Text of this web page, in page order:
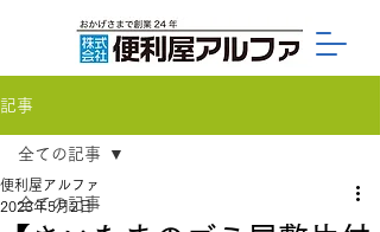
記事
全ての記事
全ての記事
便利屋アルファ
2023年5月2日